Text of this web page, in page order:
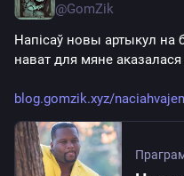
@GomZik
Напісаў новы артыкул на
нават для мяне аказалася
blog.gomzik.xyz/